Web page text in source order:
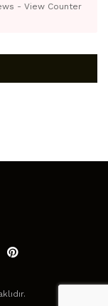
- View Counter